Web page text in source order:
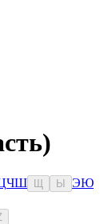
ЧШ Ы ЭЮ